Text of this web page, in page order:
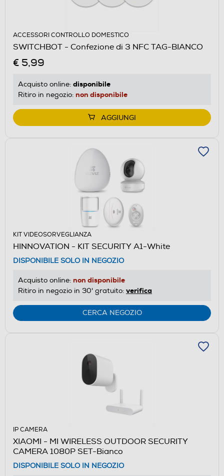
ACCESSORI CONTROLLO DOMESTICO
SWITCHBOT - Confezione di 3 NFC TAG-BIANCO
€ 5,99
Acquisto online: disponibile
Ritiro in negozio: non disponibile
AGGIUNGI
KIT VIDEOSORVEGLIANZA
HINNOVATION - KIT SECURITY A1-White
DISPONIBILE SOLO IN NEGOZIO
Acquisto online: non disponibile
Ritiro in negozio in 30' gratuito: verifica
CERCA NEGOZIO
IP CAMERA
XIAOMI - MI WIRELESS OUTDOOR SECURITY
CAMERA 1080P SET-Bianco
DISPONIBILE SOLO IN NEGOZIO